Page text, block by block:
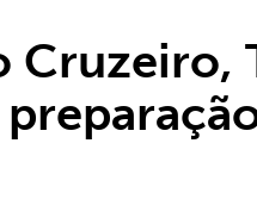
Cruzeiro,